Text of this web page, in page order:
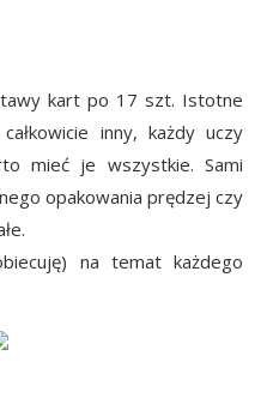
kart po 17 szt. Istotne
inny, każdy uczy
mieć je wszystkie. Sami
opakowania prędzej czy
na temat każdego